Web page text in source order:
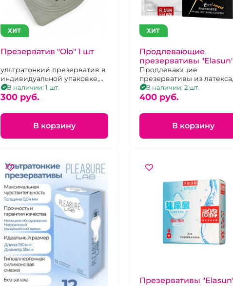
ХИТ
Презерватив "Olo" 1 шт
ультратонкий презерватив в
индивидуальной упаковке,
смазка на водной основе с
гиалуроновой кислотой
В наличии: 1 шт.
300 pуб.
В корзину
ХИТ
Продлевающие
презервативы
Iron Man с
головкой 2 шт
Продлевающие
презервативы из латекса,
продлевающие, с
утолщённой стенкой 2
В наличии: 2 шт.
400 pуб.
В корзину
Презервативы